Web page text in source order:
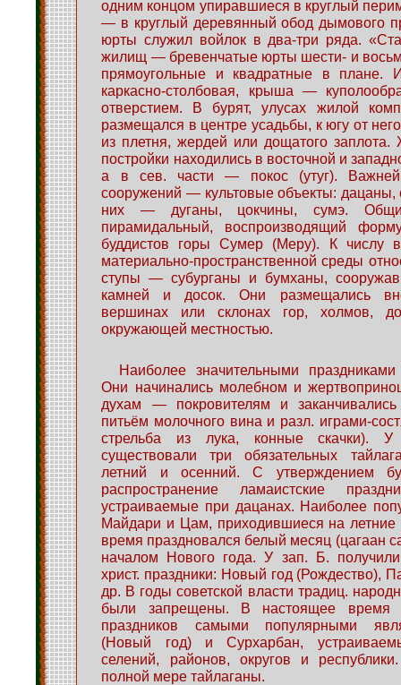
одним концом упиравшиеся в круглый
— в круглый деревянный обод дымового
юрты служил войлок в два-три ряда.
жилищ — бревенчатые юрты шести- и
прямоугольные и квадратные в плане.
каркасно-столбовая, крыша —
отверстием. В бурят, улусах жилой
размещался в центре усадьбы, к югу от
из плетня, жердей или дощатого заплота.
постройки находились в восточной и
а в сев. части — покос (утуг).
сооружений — культовые объекты: дацаны,
них — дуганы, цокчины, сумэ.
пирамидальный, воспроизводящий
буддистов горы Сумер (Меру). К числу
материально-пространственной среды
ступы — субурганы и бумханы,
камней и досок. Они размещались
вершинах или склонах гор, холмов,
окружающей местностью.
Наиболее значительными
Они начинались молебном и
духам — покровителям и
питьём молочного вина и разл. играми-
стрельба из лука, конные скачки).
существовали три обязательных
летний и осенний. С утверждением
распространение ламаистские
устраиваемые при дацанах. Наиболее
Майдари и Цам, приходившиеся на
время праздновался белый месяц (цагаан
началом Нового года. У зап. Б. получили
христ. праздники: Новый год (Рождество),
др. В годы советской власти традиц.
были запрещены. В настоящее время
праздников самыми популярными
(Новый год) и Сурхарбан,
селений, районов, округов и
полной мере тайлаганы.